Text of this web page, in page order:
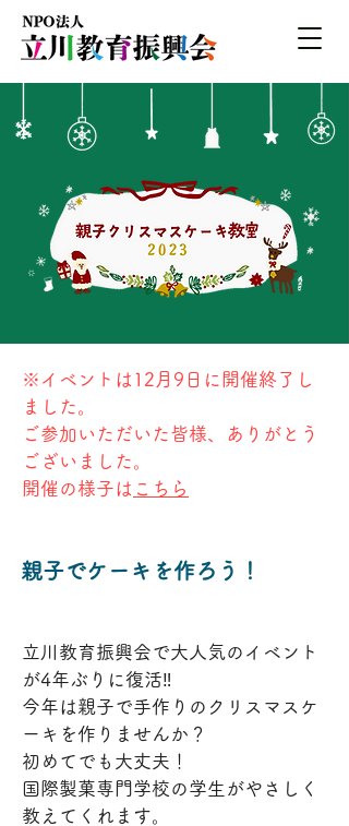
※イベントは12月9日に開催終了し
ました。
​ご参加いただいた皆様、ありがとう
ございました。
​​開催の様子は こちら
親子でケーキを作ろう！
立川教育振興会で大人気のイベント
が4年ぶりに復活‼️
今年は親子で手作りのクリスマスケ
ーキを作りませんか？
初めてでも大丈夫！
​国際製菓専門学校の学生がやさしく
教えてくれます。